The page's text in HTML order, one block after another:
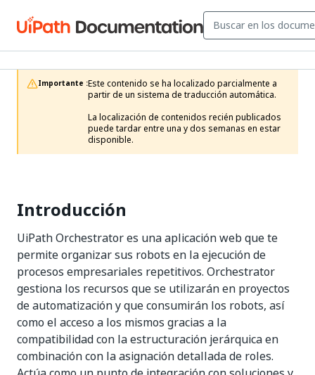
Importante :Este contenido se ha localizado parcialmente a
partir de un sistema de traducción automática.
La localización de contenidos recién publicados
puede tardar entre una y dos semanas en estar
disponible.
Introducción
UiPath Orchestrator es una aplicación web que te
permite organizar sus robots en la ejecución de
procesos empresariales repetitivos. Orchestrator
gestiona los recursos que se utilizarán en proyectos
de automatización y que consumirán los robots, así
como el acceso a los mismos gracias a la
compatibilidad con la estructuración jerárquica en
combinación con la asignación detallada de roles.